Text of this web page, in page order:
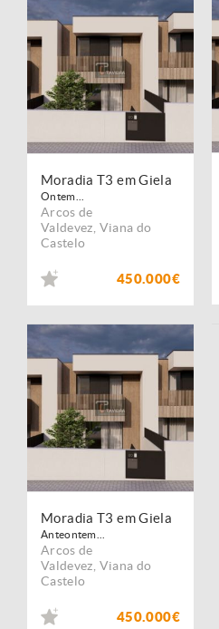
Moradia T3 em Giela
Ontem...
Arcos de
Valdevez Viana do
Castelo
450.000€
Moradia T3 em Giela
Anteontem...
Arcos de
Valdevez Viana do
Castelo
450.000€